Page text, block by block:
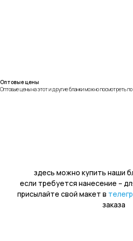
Оптовые цены
Оптовые цены на этот и другие бланки можно посмотреть по